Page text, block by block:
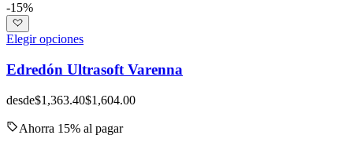
-15%
Elegir opciones
Edredón Ultrasoft Varenna
desde$1,363.40$1,604.00
Ahorra 15% al pagar